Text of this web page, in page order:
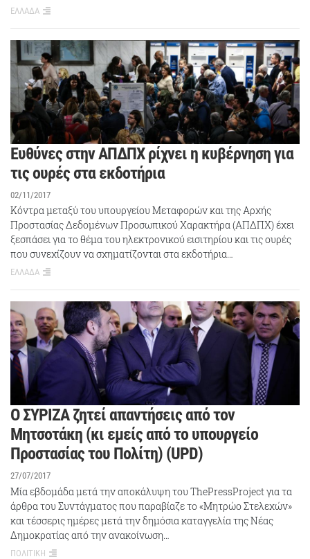
ΕΛΛΑΔΑ
Ευθύνες στην ΑΠΔΠΧ ρίχνει η κυβέρνηση για
τις ουρές στα εκδοτήρια
02/11/2017
Κόντρα μεταξύ του υπουργείου Μεταφορών και της Αρχής
Προστασίας Δεδομένων Προσωπικού Χαρακτήρα (ΑΠΔΠΧ) έχει
ξεσπάσει για το θέμα του ηλεκτρονικού εισιτηρίου και τις ουρές
που συνεχίζουν να σχηματίζονται στα εκδοτήρια…
ΕΛΛΑΔΑ
Ο ΣΥΡΙΖΑ ζητεί απαντήσεις από τον
Μητσοτάκη (κι εμείς από το υπουργείο
Προστασίας του Πολίτη) (UPD)
27/07/2017
Μία εβδομάδα μετά την αποκάλυψη του ThePressProject για τα
άρθρα του Συντάγματος που παραβίαζε το «Μητρώο Στελεχών»
και τέσσερις ημέρες μετά την δημόσια καταγγελία της Νέας
Δημοκρατίας από την ανακοίνωση…
ΠΟΛΙΤΙΚΗ